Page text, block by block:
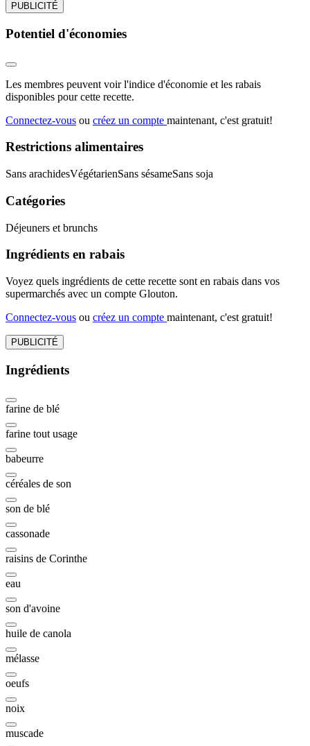
PUBLICITÉ
Potentiel d'économies
Les membres peuvent voir l'indice d'économie et les rabais
disponibles pour cette recette.
Connectez-vous ou créez un compte maintenant, c'est gratuit!
Restrictions alimentaires
Sans arachidesVégétarienSans sésameSans soja
Catégories
Déjeuners et brunchs
Ingrédients en rabais
Voyez quels ingrédients de cette recette sont en rabais dans vos
supermarchés avec un compte Glouton.
Connectez-vous ou créez un compte maintenant, c'est gratuit!
PUBLICITÉ
Ingrédients
farine de blé
farine tout usage
babeurre
céréales de son
son de blé
cassonade
raisins de Corinthe
eau
son d'avoine
huile de canola
mélasse
oeufs
noix
muscade